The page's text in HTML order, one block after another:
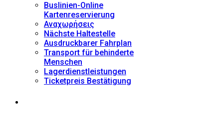
Buslinien-Online
Kartenreservierung
Αναχωρήσεις
Nächste Haltestelle
Αusdruckbarer Fahrplan
Transport für behinderte
Menschen
Lagerdienstleistungen
Ticketpreis Bestätigung